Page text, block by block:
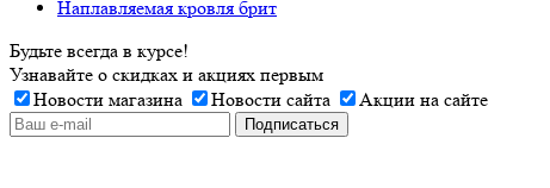
Наплавляемая кровля брит
Будьте всегда в курсе!
Узнавайте о скидках и акциях первым
Новости магазина
Новости сайта Акции на сайте